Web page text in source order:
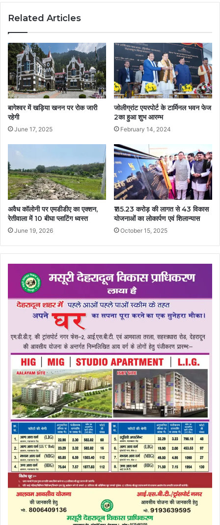
Related Articles
बागेश्वर में खड़िया खनन पर रोक जारी
रहेगी
June 17, 2025
जोलीग्रांट एयरपोर्ट के टार्मिनल भवन फेज
2का हुआ शुभ आरम्भ
February 14, 2024
अवैध कॉलोनी पर एमडीडीए का एक्शन,
रेतीवाला में 10 बीघा प्लाटिंग ध्वस्त
June 19, 2026
₹115.23 करोड़ की लागत से 43 विकास
योजनाओं का लोकार्पण एवं शिलान्यास
October 15, 2025